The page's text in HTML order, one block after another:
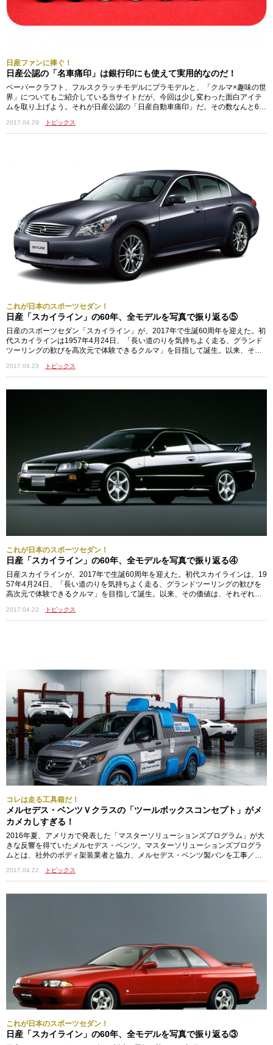
日産ファンに捧ぐ！
日産公認の「名車痛印」は銀行印にも使えて実用的なのだ！
ペーパークラフト、フルスクラッチモデルにプラモデルと、「クルマ×趣味の世
界」についてもご紹介している当サイトだが、今回は少し変わった面白アイテ
ムを取り上げよう。それが日産公認の「日産自動車痛印」だ。その数なんと60
2017.04.29 トピックス
これが日本のスポーツセダン！
日産「スカイライン」の60年、全モデルを写真で振り返る⑤
日産のスポーツセダン「スカイライン」が、2017年で生誕60周年を迎えた。初
代スカイラインは1957年4月24日、「長い道のりを気持ちよく走る、グランド
ツーリングの歓びを高次元で体験できるクルマ」を目指して誕生。以来、そ…
2017.04.23 トピックス
これが日本のスポーツセダン！
日産「スカイライン」の60年、全モデルを写真で振り返る④
日産スカイラインが、2017年で生誕60周年を迎えた。初代スカイラインは、19
57年4月24日、「長い道のりを気持ちよく走る、グランドツーリングの歓びを
高次元で体験できるクルマ」を目指して誕生。以来、その価値は、それぞれ…
2017.04.22 トピックス
コレは走る工具箱だ！
メルセデス・ベンツＶクラスの「ツールボックスコンセプト」がメ
カメカしすぎる！
2016年夏、アメリカで発表した「マスターソリューションズプログラム」が大
きな反響を得ていたメルセデス・ベンツ。マスターソリューションズプログラ
ムとは、社外のボディ架装業者と協力、メルセデス・ベンツ製バンを工事／作
仕上げることがメインではあるが、趣味として楽しむ人も利用できるとあっ
て、ハードユーザーの間でもかなり話題になっていた。Vクラスのバン仕様をベ
ースにそんなメルセデスが、シカゴモーターショーで発表したコンセプトモデ
2017.04.22 トピックス
これが日本のスポーツセダン！
日産「スカイライン」の60年、全モデルを写真で振り返る③